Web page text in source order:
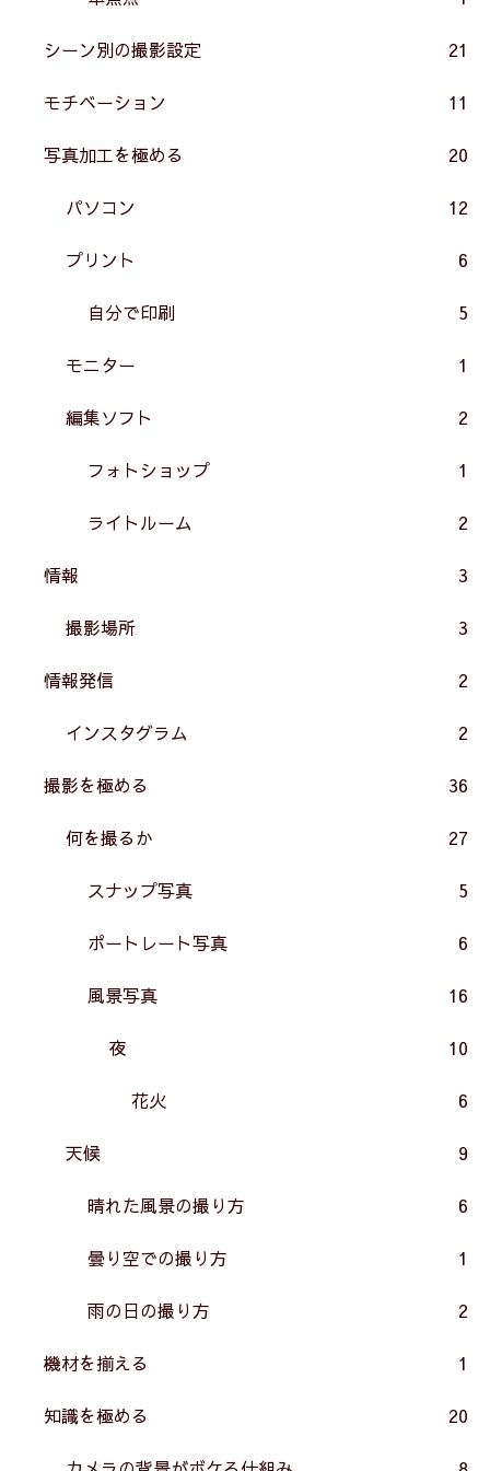
シーン別の撮影設定 21
モチベーション 11
写真加工を極める 20
パソコン 12
プリント 6
自分で印刷 5
モニター 1
編集ソフト 2
フォトショップ 1
ライトルーム 2
情報 3
撮影場所 3
情報発信 2
インスタグラム 2
撮影を極める 36
何を撮るか 27
スナップ写真 5
ポートレート写真 6
風景写真 16
夜 10
花火 6
天候 9
晴れた風景の撮り方 6
曇り空での撮り方 1
雨の日の撮り方 2
機材を揃える 1
知識を極める 20